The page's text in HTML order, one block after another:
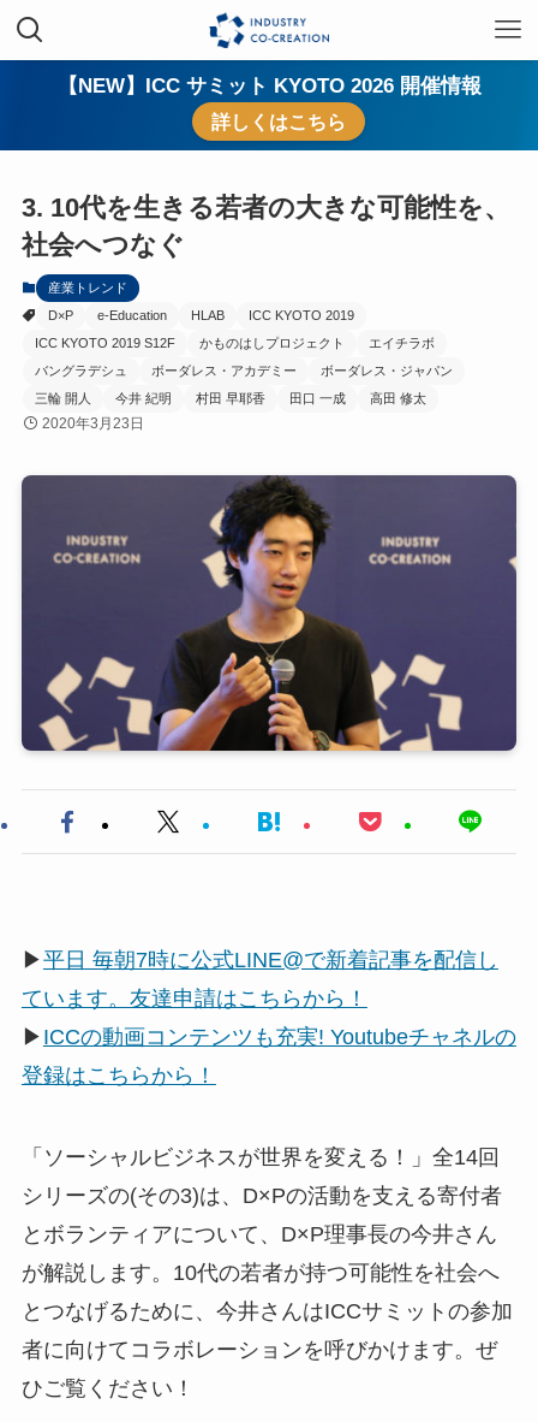
【NEW】ICC サミット KYOTO 2026 開催情報
詳しくはこちら
3. 10代を生きる若者の大きな可能性を、
社会へつなぐ
産業トレンド
D×P
e-Education HLAB
ICC KYOTO 2019
ICC KYOTO 2019 S12F
かものはしプロジェクト
エイチラボ
バングラデシュ
ボーダレス・アカデミー
ボーダレス・ジャパン
三輪 開人
今井 紀明 村田 早耶香 田口 一成 高田 修太
2020年3月23日
▶平日 毎朝7時に公式LINE@で新着記事を配信し
ています。友達申請はこちらから！
▶ ICCの動画コンテンツも充実! Youtubeチャネルの
登録はこちらから！
「ソーシャルビジネスが世界を変える！」全14回
シリーズの(その3)は、D×Pの活動を支える寄付者
とボランティアについて、D×P理事長の今井さん
が解説します。10代の若者が持つ可能性を社会へ
とつなげるために、今井さんはICCサミットの参加
者に向けてコラボレーションを呼びかけます。ぜ
ひご覧ください！